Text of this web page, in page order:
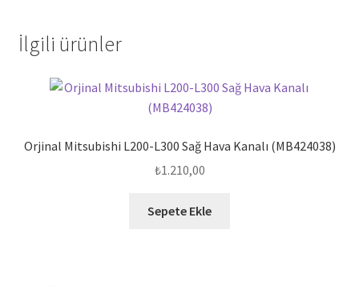
İlgili ürünler
Orjinal Mitsubishi L200-L300 Sağ Hava Kanalı (MB424038)
₺1.210,00
Sepete Ekle